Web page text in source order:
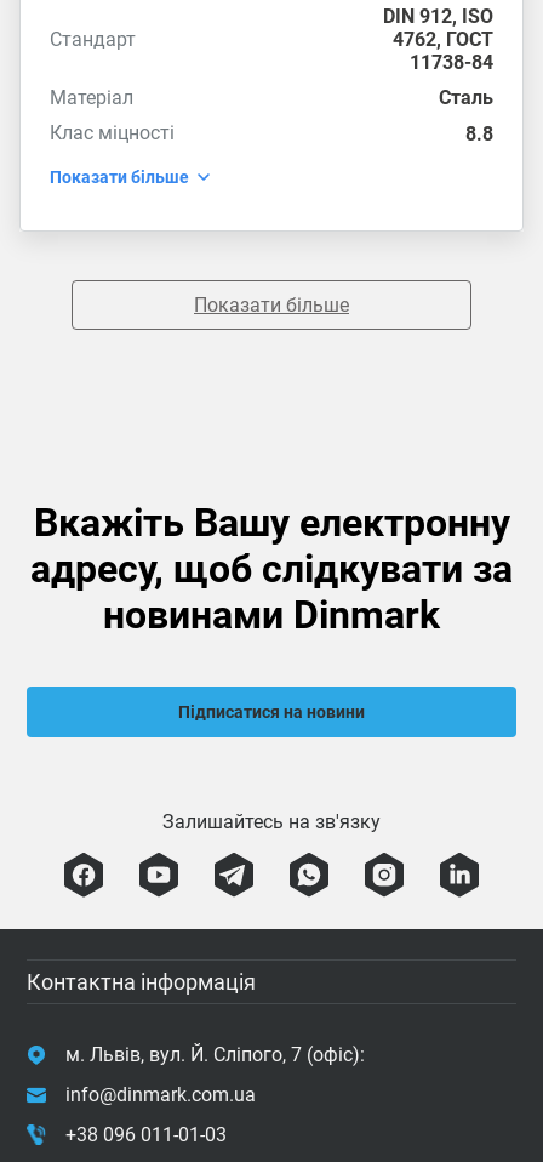
Стандарт
DIN 912, ISO
4762, ГОСТ
11738-84
Матеріал
Сталь
Клас міцності
8.8
Показати більше
Показати більше
Вкажіть Вашу електронну
адресу, щоб слідкувати за
новинами Dinmark
Підписатися на новини
Залишайтесь на зв'язку
Контактна інформація
м. Львів, вул. Й. Сліпого, 7 (офіс):
info@dinmark.com.ua
+38 096 011-01-03